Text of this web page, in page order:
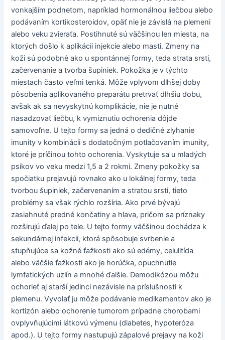
vonkajším podnetom, napríklad hormonálnou liečbou alebo
podávaním kortikosteroidov, opäť nie je závislá na plemeni
alebo veku zvieraťa. Postihnuté sú väčšinou len miesta, na
ktorých došlo k aplikácii injekcie alebo masti. Zmeny na
koži sú podobné ako u spontánnej formy, teda strata srsti,
začervenanie a tvorba šupiniek. Pokožka je v týchto
miestach často veľmi tenká. Môže vplyvom dlhšej doby
pôsobenia aplikovaného preparátu pretrvať dlhšiu dobu,
avšak ak sa nevyskytnú komplikácie, nie je nutné
nasadzovať liečbu, k vymiznutiu ochorenia dôjde
samovoľne. U tejto formy sa jedná o dedičné zlyhanie
imunity v kombinácii s dodatočným potlačovaním imunity,
ktoré je príčinou tohto ochorenia. Vyskytuje sa u mladých
psíkov vo veku medzi 1,5 a 2 rokmi. Zmeny pokožky sa
spočiatku prejavujú rovnako ako u lokálnej formy, teda
tvorbou šupiniek, začervenaním a stratou srsti, tieto
problémy sa však rýchlo rozšíria. Ako prvé bývajú
zasiahnuté predné končatiny a hlava, pričom sa príznaky
rozširujú ďalej po tele. U tejto formy väčšinou dochádza k
sekundárnej infekcii, ktorá spôsobuje svrbenie a
stupňujúce sa kožné ťažkosti ako sú edémy, celulitída
alebo väčšie ťažkosti ako je horúčka, opuchnutie
lymfatických uzlín a mnohé ďalšie. Demodikózou môžu
ochorieť aj starší jedinci nezávisle na príslušnosti k
plemenu. Vyvolať ju môže podávanie medikamentov ako je
kortizón alebo ochorenie tumorom prípadne chorobami
ovplyvňujúcimi látkovú výmenu (diabetes, hypoteróza
apod.). U tejto formy nastupujú zápalové prejavy na koži